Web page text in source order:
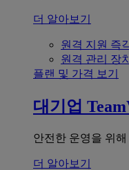
더 알아보기
원격 지원 즉
원격 관리 장
플랜 및 가격 보기
대기업
안전한 운영을 위
더 알아보기